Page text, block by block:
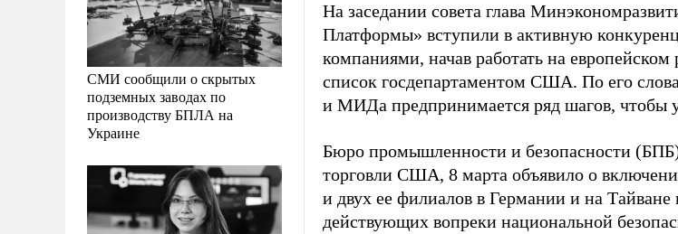
СМИ сообщили о скрытых
подземных заводах по
производству БПЛА на
Украине
На заседании совета глава
Платформы» вступили в активную
компаниями, начав работать на
список госдепартаментом США. По его
и МИДа предпринимается ряд шагов, чтобы
Бюро промышленности и безопасности
торговли США, 8 марта объявило о
и двух ее филиалов в Германии и на
действующих вопреки национальной